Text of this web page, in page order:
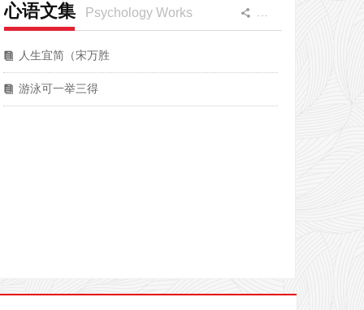
心语文集 Psychology Works 끖 更多
뀴 人生宜简（宋万胜
뀴 游泳可一举三得